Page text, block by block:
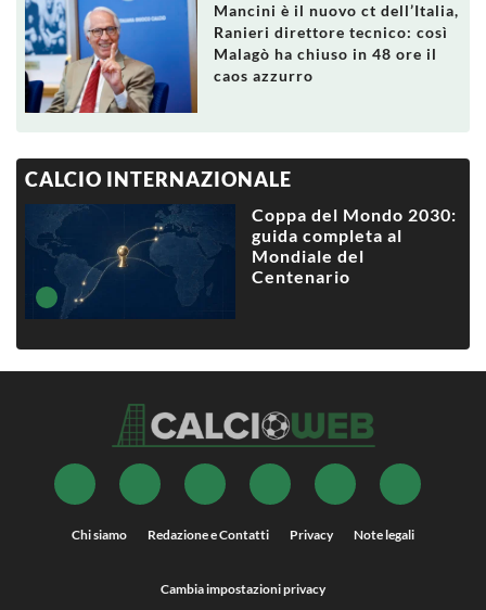
Mancini è il nuovo ct dell’Italia,
Ranieri direttore tecnico: così
Malagò ha chiuso in 48 ore il
caos azzurro
CALCIO INTERNAZIONALE
Coppa del Mondo 2030:
guida completa al
Mondiale del
Centenario
Chi siamo Redazione e Contatti Privacy Note legali
Cambia impostazioni privacy